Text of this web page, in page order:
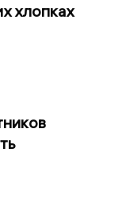
хлопках